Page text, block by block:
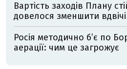
Вартість заходів Плану
довелося зменшити
Росія методично б’є по
аерації: чим це загрожує